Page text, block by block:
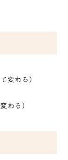
変わる）
わる）